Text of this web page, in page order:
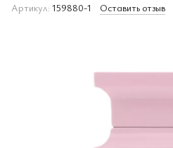
Артикул: 159880-1 Оставить отзыв